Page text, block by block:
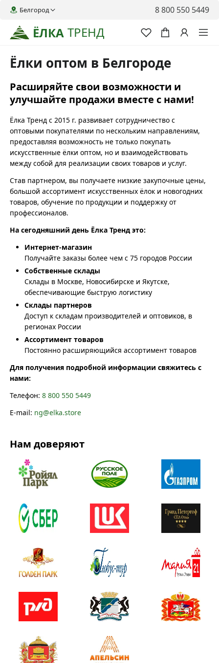
ЁЛКА ТРЕНД
Белгород 8 800 550 5449
Ёлки оптом в Белгороде
Расширяйте свои возможности и
улучшайте продажи вместе с нами!
Ёлка Тренд с 2015 г. развивает сотрудничество с
оптовыми покупателями по нескольким направлениям,
предоставляя возможность не только покупать
искусственные ёлки оптом, но и взаимодействовать
между собой для реализации своих товаров и услуг.
Став партнером, вы получаете низкие закупочные цены,
большой ассортимент искусственных ёлок и новогодних
товаров, обучение по продукции и поддержку от
профессионалов.
На сегодняшний день Ёлка Тренд это:
Интернет-магазин
Получайте заказы более чем с 75 городов России
Собственные склады
Склады в Москве, Новосибирске и Якутске,
обеспечивающие быструю логистику
Склады партнеров
Доступ к складам производителей и оптовиков, в
регионах России
Ассортимент товаров
Постоянно расширяющийся ассортимент товаров
Для получения подробной информации свяжитесь с
нами:
Телефон: 8 800 550 5449
E-mail: ng@elka.store
Нам доверяют